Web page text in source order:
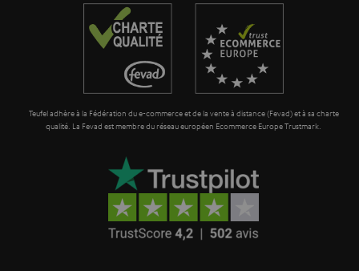
e
h
i
a
r
i
Teufel adhère à la Fédération du e-commerce et de la vente à distance (Fevad) et à sa charte
qualité. La Fevad est membre du réseau européen Ecommerce Europe Trustmark.